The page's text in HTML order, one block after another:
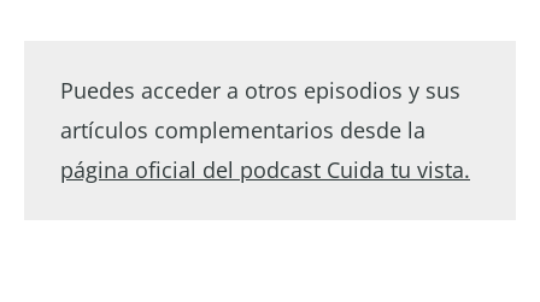
Puedes acceder a otros episodios y sus
artículos complementarios desde la
página oficial del podcast Cuida tu vista.